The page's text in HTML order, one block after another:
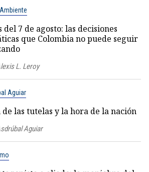
del 7 de agosto: las decisiones
que Colombia no puede seguir
L. Leroy
Aguiar
las tutelas y la hora de la nación
Aguiar